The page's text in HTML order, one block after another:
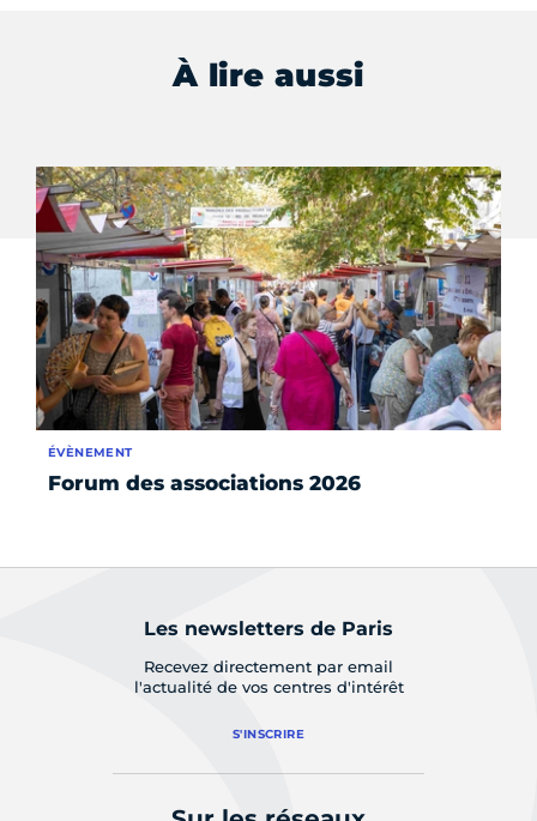
À lire aussi
Forum des associations 2026
ÉVÈNEMENT
Les newsletters de Paris
Recevez directement par email
l'actualité de vos centres d'intérêt
S'INSCRIRE